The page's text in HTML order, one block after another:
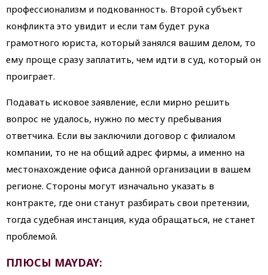
профессионализм и подкованность. Второй субъект
конфликта это увидит и если там будет рука
грамотного юриста, который занялся вашим делом, то
ему проще сразу заплатить, чем идти в суд, который он
проиграет.
Подавать исковое заявление, если мирно решить
вопрос не удалось, нужно по месту пребывания
ответчика. Если вы заключили договор с филиалом
компании, то не на общий адрес фирмы, а именно на
местонахождение офиса данной организации в вашем
регионе. Стороны могут изначально указать в
контракте, где они станут разбирать свои претензии,
тогда судебная инстанция, куда обращаться, не станет
проблемой.
ПЛЮСЫ MAYDAY: